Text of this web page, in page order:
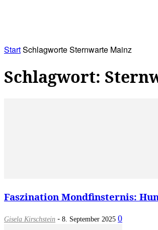
StartSchlagworteSternwarte Mainz
Schlagwort:
Faszination Mondfinsternis:
Gisela Kirschstein - 8. September 2025 0